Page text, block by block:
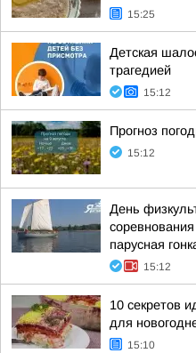
15:25
Детская
трагедией
15:12
Прогноз
15:12
День
парусная
15:12
10 секретов
для
15:10